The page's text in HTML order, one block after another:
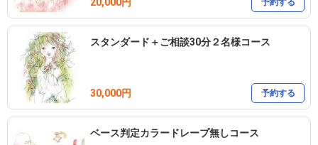
予約する
スタンダード＋ご相談30分２名様コース
30,000円 予約する
ベース判定カラードレープ無しコース